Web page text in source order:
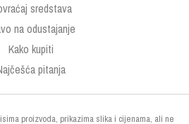
sredstava
na odustajanje
Kako kupiti
pitanja
proizvoda, prikazima slika i cijenama, ali ne